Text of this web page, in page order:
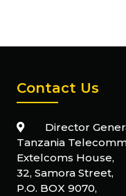
Contact Us
Director
Tanzania
Extelcoms House,
32, Samora Street,
P.O. BOX 9070,